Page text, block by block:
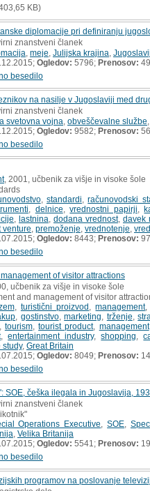
KB)
diplomacije pri definiranju
znanstveni članek
meje Julijska krajina
Ogledov: 5796; Prenosov: 49
besedilo
na nasilje v Jugoslaviji med
znanstveni članek
svetovna vojna obveščevalne službe
Ogledov: 9582; Prenosov: 56
besedilo
, 2001, učbenik za višje in visoke šole
, standardi ,računovodski
delnice ,vrednostni papirji ,
lastnina dodana vrednost, davek
venture premoženje vrednotenje
Ogledov: 8443; Prenosov: 97
besedilo
of visitor attractions
učbenik za višje in visoke šole
and management of visitor
, turistični proizvod ,management
gostinstvo,marketing trženje ,
tourism,tourist product, management
,entertainment industry,shopping ,
study, Great Britain
Ogledov: 8049; Prenosov:
besedilo
SOE, češka ilegala in Jugoslavija,
znanstveni članek
Operations Executive ,SOE
Velika Britanija
Ogledov: 5541; Prenosov: 19
besedilo
programov na poslovanje